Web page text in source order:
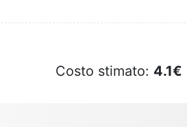
Costo stimato: 4.1€